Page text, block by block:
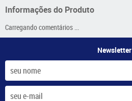
Informações do Produto
Carregando comentários ...
Newsletter